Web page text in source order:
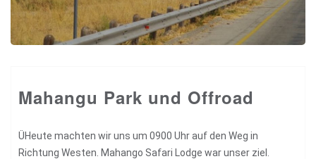
Mahangu Park und Offroad
ÜHeute machten wir uns um 0900 Uhr auf den Weg in
Richtung Westen. Mahango Safari Lodge war unser ziel.